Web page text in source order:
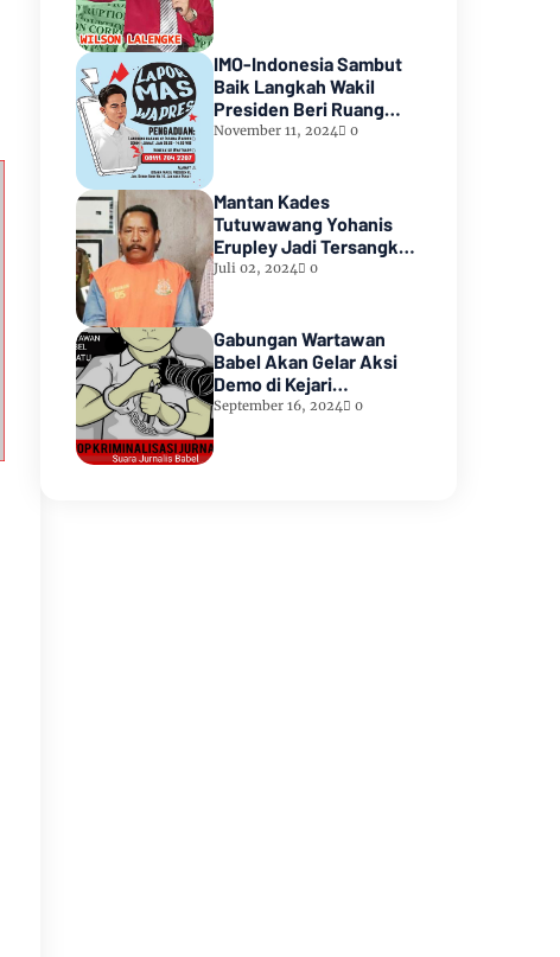
IMO-Indonesia Sambut
Baik Langkah Wakil
Presiden Beri Ruang
Aduan Masyarakat
November 11, 2024 0
Mantan Kades
Tutuwawang Yohanis
Erupley Jadi Tersangka
Diduga Korupsi 1,2 Miliar
Juli 02, 2024 0
Gabungan Wartawan
Babel Akan Gelar Aksi
Demo di Kejari
Pangkalpinang
September 16, 2024 0